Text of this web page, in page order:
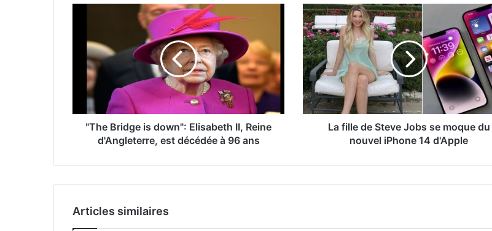
"The Bridge is down": Elisabeth II, Reine
d'Angleterre, est décédée à 96 ans
La fille de Steve Jobs se moque du
nouvel iPhone 14 d'Apple
Articles similaires